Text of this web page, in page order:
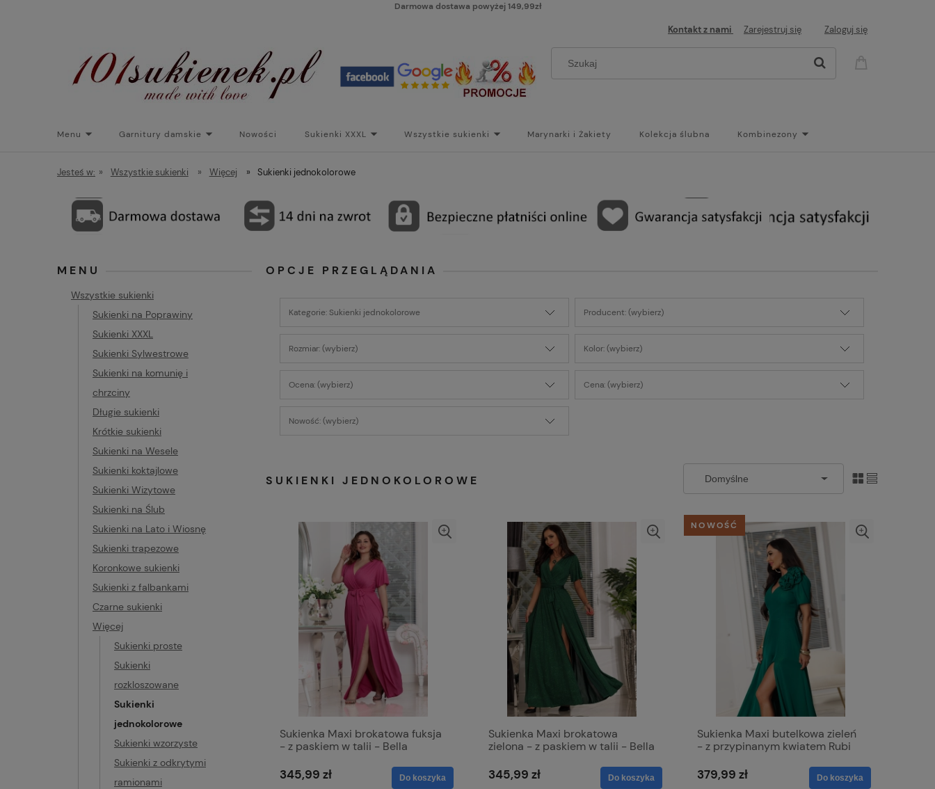
Darmowa dostawa powyżej 149,99zł
Kontakt z nami Zarejestruj się Zaloguj się
Menu Garnitury damskie Nowości Sukienki XXXL Wszystkie sukienki Marynarki i Żakiety Kolekcja ślubna Kombinezony
Torebki do sukienek Promocje Płaszcze/kurtki Paski
Jesteś w: » Wszystkie sukienki » Więcej » Sukienki jednokolorowe
MENU
Wszystkie sukienki
Sukienki na Poprawiny
Sukienki XXXL
Sukienki Sylwestrowe
Sukienki na komunię i
chrzciny
Długie sukienki
Krótkie sukienki
Sukienki na Wesele
Sukienki koktajlowe
Sukienki Wizytowe
Sukienki na Ślub
Sukienki na Lato i Wiosnę
Sukienki trapezowe
Koronkowe sukienki
Sukienki z falbankami
Czarne sukienki
Więcej
Sukienki proste
Sukienki
rozkloszowane
Sukienki
jednokolorowe
Sukienki wzorzyste
Sukienki z odkrytymi
ramionami
OPCJE PRZEGLĄDANIA
Kategorie: Sukienki jednokolorowe Producent: (wybierz)
Rozmiar: (wybierz) Kolor: (wybierz)
Ocena: (wybierz) Cena: (wybierz)
Nowość: (wybierz)
SUKIENKI JEDNOKOLOROWE
Sukienka Maxi brokatowa fuksja
- z paskiem w talii - Bella
345,99 zł Do koszyka
Sukienka Maxi brokatowa
zielona - z paskiem w talii - Bella
345,99 zł Do koszyka
Sukienka Maxi butelkowa zieleń
- z przypinanym kwiatem Rubi
379,99 zł Do koszyka
NOWOŚĆ